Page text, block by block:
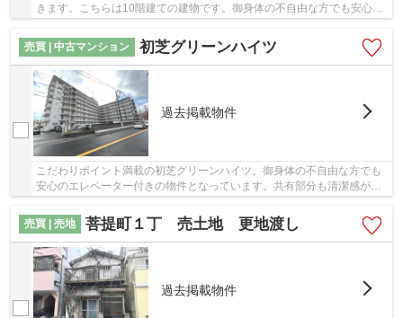
きます。こちらは10階建ての建物です。御身体の不自由な方でも安心の
エレベーター付きの物件となっています。駅か...
売買 | 中古マンション
初芝グリーンハイツ
過去掲載物件
こだわりポイント満載の初芝グリーンハイツ。御身体の不自由な方でも
安心のエレベーター付きの物件となっています。共有部分も清潔感があ
り、綺麗な中古マンションです。徒歩7分圏内に...
売買 | 売地
菩提町１丁 売土地 更地渡し
過去掲載物件